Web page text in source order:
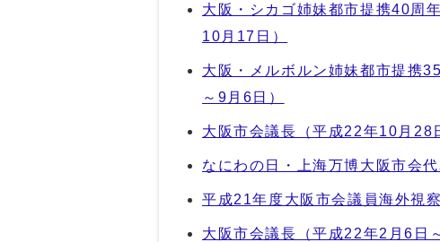
大阪・シカゴ姉妹都市提携40周
10月17日）
大阪・メルボルン姉妹都市提携
～9月6日）
大阪市会議長（平成22年10月28
なにわの日・上海万博大阪市会
平成21年度大阪市会議員海外視
大阪市会議長（平成22年2月6日